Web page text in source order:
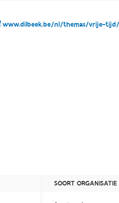
www.dilbeek.be/nl/themas/vrije-
SOORT ORGANISATIE